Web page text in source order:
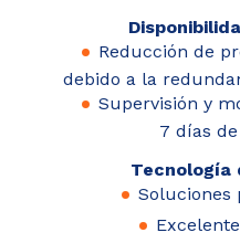
Reducción de
debido a la
Supervisión y
7 días
Tecnología
Soluciones